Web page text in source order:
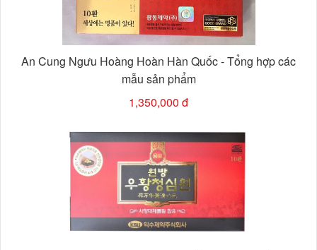
An Cung Ngưu Hoàng Hoàn Hàn Quốc - Tổng hợp các
mẫu sản phẩm
1,350,000 đ